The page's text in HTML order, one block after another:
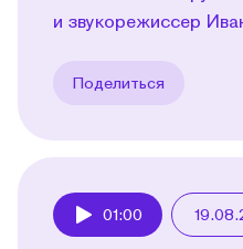
и звукорежиссер
Поделиться
01:00